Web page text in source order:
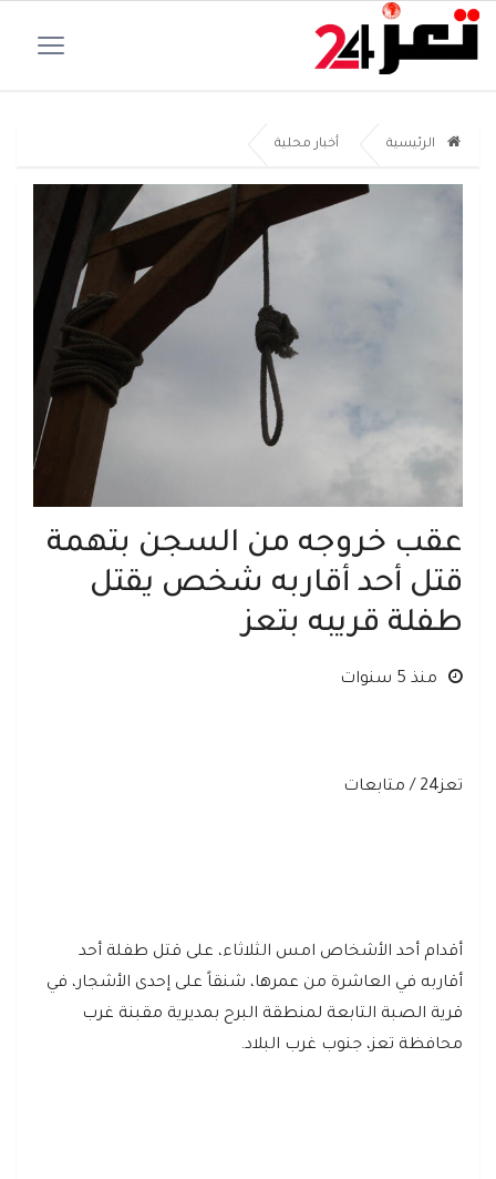
الرئيسية أخبار محلية
عقب خروجه من السجن بتهمة
قتل أحد أقاربه شخص يقتل
طفلة قريبه بتعز
منذ 5 سنوات
تعز24 / متابعات
أقدام أحد الأشخاص امس الثلاثاء، على قتل طفلة أحد
أقاربه في العاشرة من عمرها، شنقاً على إحدى الأشجار، في
قرية الصبة التابعة لمنطقة البرح بمديرية مقبنة غرب
محافظة تعز، جنوب غرب البلاد.